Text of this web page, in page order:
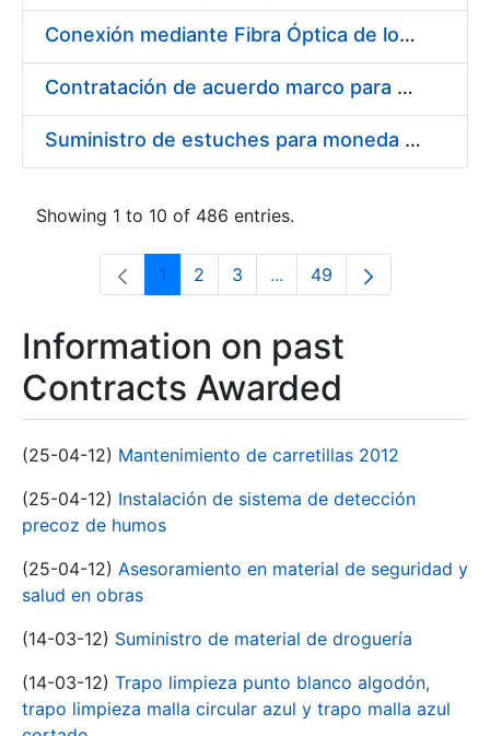
Conexión mediante Fibra Óptica de los Centros de Proceso de Datos (CPDs) de las sedes de la FNMT-RCM de Burgos y Madrid
Contratación de acuerdo marco para el Suministro de Material de Electricidad para la Fábrica Nacional de Moneda y Timbre-Real Casa de la Moneda en su centro de trabajo de Burgos
Suministro de estuches para moneda de 30 €
Showing 1 to 10 of 486 entries.
Page
1 Page
2 Page
3 ...Intermediate Pages Use
Page
49
Information on past
Contracts Awarded
(25-04-12) Mantenimiento de carretillas 2012
(25-04-12) Instalación de sistema de detección
precoz de humos
(25-04-12) Asesoramiento en material de seguridad y
salud en obras
(14-03-12) Suministro de material de droguería
(14-03-12) Trapo limpieza punto blanco algodón,
trapo limpieza malla circular azul y trapo malla azul